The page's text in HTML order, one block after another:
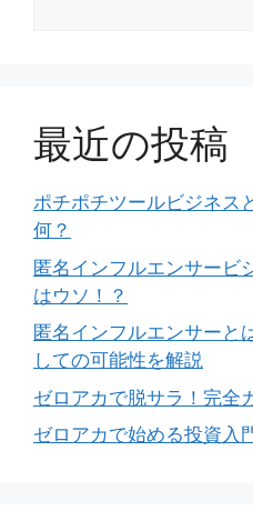
最近の投稿
ポチポチツールビジネス
何？
匿名インフルエンサービ
はウソ！？
匿名インフルエンサーと
しての可能性を解説
ゼロアカで脱サラ！完全
ゼロアカで始める投資入